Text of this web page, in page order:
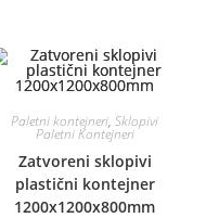
Paletni kontejneri, Sklopivi
Paletni Kontejneri
Zatvoreni sklopivi
plastični kontejner
1200x1200x800mm